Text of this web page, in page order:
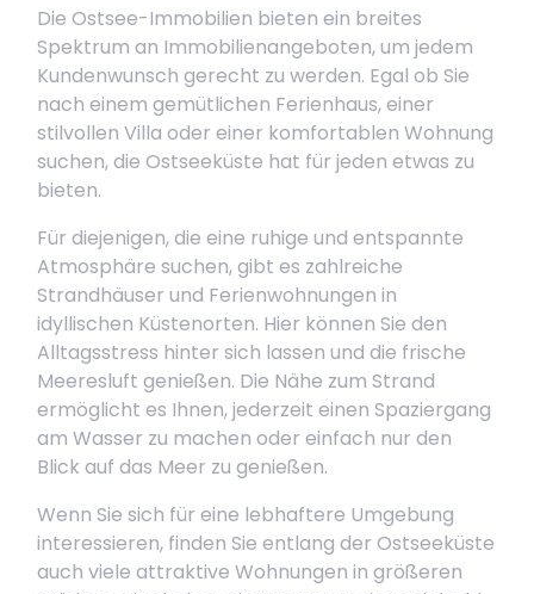
Die Ostsee-Immobilien bieten ein breites
Spektrum an Immobilienangeboten, um jedem
Kundenwunsch gerecht zu werden. Egal ob Sie
nach einem gemütlichen Ferienhaus, einer
stilvollen Villa oder einer komfortablen Wohnung
suchen, die Ostseeküste hat für jeden etwas zu
bieten.
Für diejenigen, die eine ruhige und entspannte
Atmosphäre suchen, gibt es zahlreiche
Strandhäuser und Ferienwohnungen in
idyllischen Küstenorten. Hier können Sie den
Alltagsstress hinter sich lassen und die frische
Meeresluft genießen. Die Nähe zum Strand
ermöglicht es Ihnen, jederzeit einen Spaziergang
am Wasser zu machen oder einfach nur den
Blick auf das Meer zu genießen.
Wenn Sie sich für eine lebhaftere Umgebung
interessieren, finden Sie entlang der Ostseeküste
auch viele attraktive Wohnungen in größeren